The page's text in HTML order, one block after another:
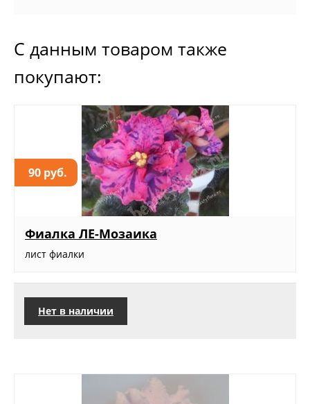
С данным товаром также
покупают:
90 руб.
Фиалка ЛЕ-Мозаика
лист фиалки
Нет в наличии